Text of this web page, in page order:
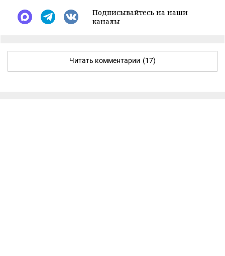
Подписывайтесь на наши
каналы
Читать комментарии (17)